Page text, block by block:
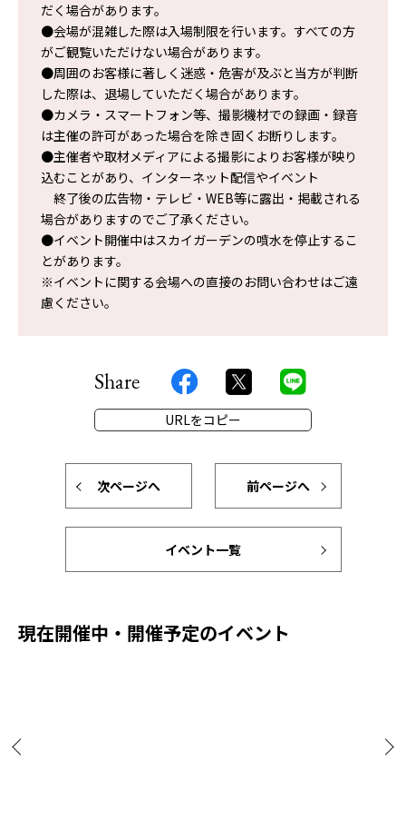
だく場合があります。
●会場が混雑した際は入場制限を行います。すべての方
がご観覧いただけない場合があります。
●周囲のお客様に著しく迷惑・危害が及ぶと当方が判断
した際は、退場していただく場合があります。
●カメラ・スマートフォン等、撮影機材での録画・録音
は主催の許可があった場合を除き固くお断りします。
●主催者や取材メディアによる撮影によりお客様が映り
込むことがあり、インターネット配信やイベント
終了後の広告物・テレビ・WEB等に露出・掲載される
場合がありますのでご了承ください。
●イベント開催中はスカイガーデンの噴水を停止するこ
とがあります。
※イベントに関する会場への直接のお問い合わせはご遠
慮ください。
Share
URLをコピー
次ページへ 前ページへ
イベント一覧
現在開催中・開催予定のイベント